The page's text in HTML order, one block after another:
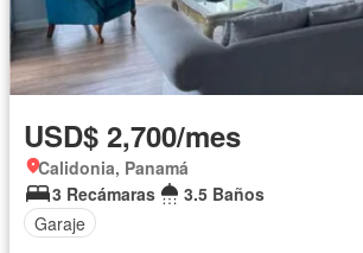
USD$ 2,700/mes
Calidonia, Panamá
3 Recámaras
3.5 Baños
Garaje